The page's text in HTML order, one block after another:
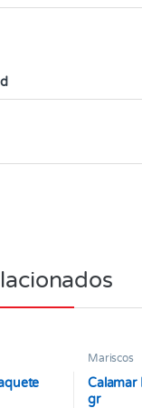
Mariscos
gr